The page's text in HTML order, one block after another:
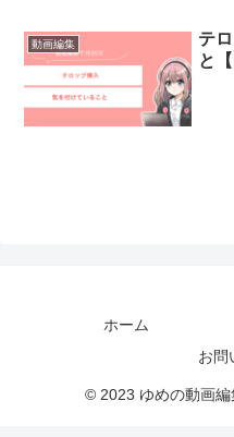
動画編集
テ
と
ホーム
お問
© 2023 ゆめの動画編